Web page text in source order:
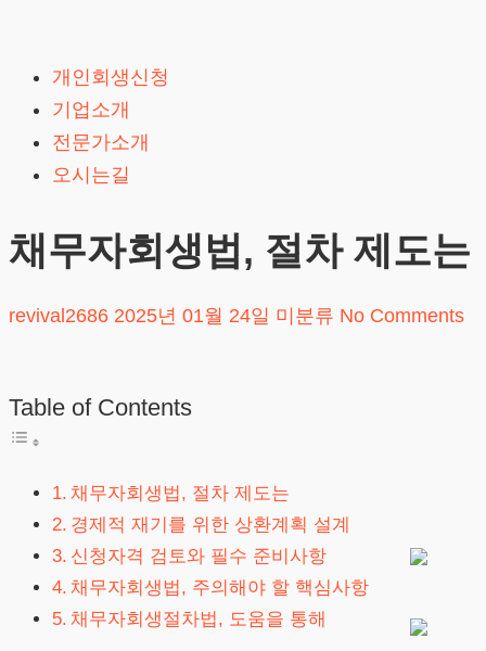
content
개인회생신청
기업소개
전문가소개
오시는길
채무자회생법, 절차 제도는
revival2686 2025년 01월 24일 미분류 No Comments
Table of Contents
채무자회생법, 절차 제도는
경제적 재기를 위한 상환계획 설계
신청자격 검토와 필수 준비사항
채무자회생법, 주의해야 할 핵심사항
채무자회생절차법, 도움을 통해